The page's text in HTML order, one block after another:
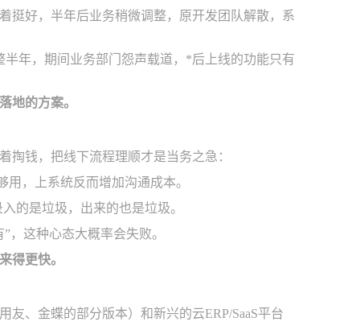
挺好，半年后业务稍微调整，原开发团队解散，系
年，期间业务部门怨声载道，*后上线的功能只有
地的方案。
掏钱，把线下流程理顺才是当务之急：
，上系统反而增加沟通成本。
的是垃圾，出来的也是垃圾。
，这种心态大概率会失败。
得更快。
、金蝶的部分版本）和新兴的云ERP/SaaS平台